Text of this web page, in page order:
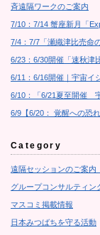
斉遠隔ワークのご案内
7/10：7/14 蟹座新月「
7/4：7/7「瀬織津比売命
6/23：6/30開催「速秋津
6/11：6/16開催｜宇宙イ
6/10：「6/21夏至開催
6/9【6/20： 覚醒への恐
Category
遠隔セッションのご案内
グループコンサルティン
マスコミ掲載情報
日本みつばちを守る活動